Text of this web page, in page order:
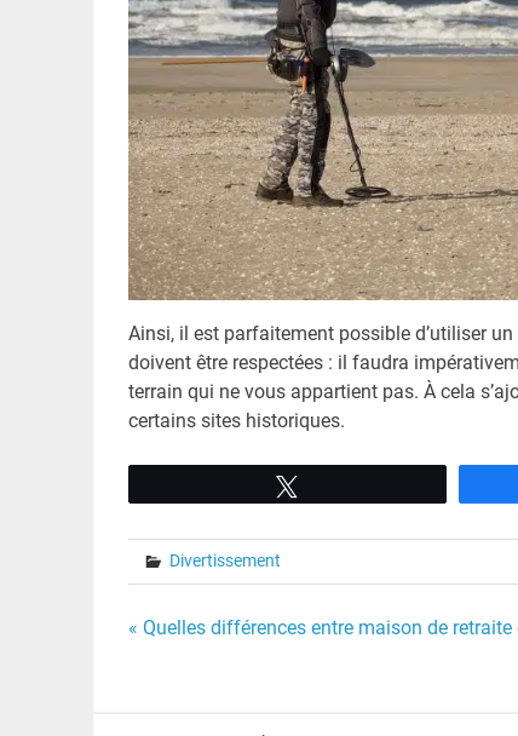
Ainsi, il est parfaitement possible d’utiliser
doivent être respectées : il faudra
terrain qui ne vous appartient pas. À cela
certains sites historiques.
Divertissement
Navigation
« Quelles différences entre maison de retraite